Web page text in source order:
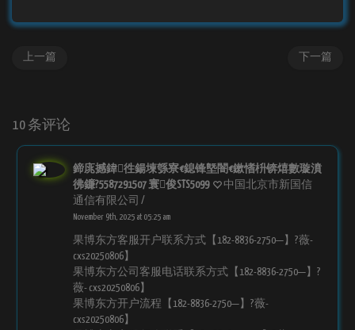
下一篇
上一篇
10 条评论
鍗庣撼鍏徃鍚堜綔寮€鎴锋墍闇€鏉愭枡锛熺數璇濆
彿鐮?5587291507 寰俊STS5099
中国北京市新国信
通信有限公司 /
November 9th, 2025 at 05:25 am
果博东方客服开户联系方式【182-8836-2750—】?薇-
cxs20250806】
果博东方公司客服电话联系方式【182-8836-2750—】?
薇- cxs20250806】
果博东方开户流程【182-8836-2750—】?薇-
cxs20250806】